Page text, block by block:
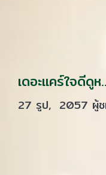
เดอะแคร์ใจดีดูหนัง
27 รูป, 2057 ผู้